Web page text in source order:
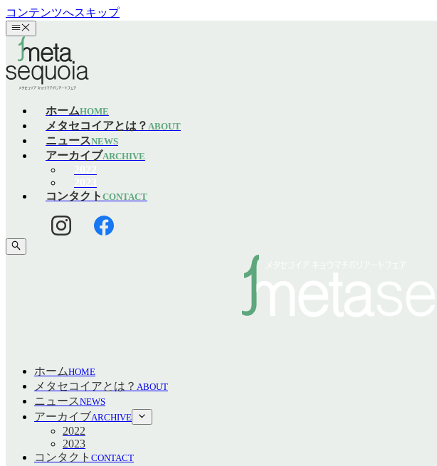
コンテンツへスキップ
ホームHOME
メタセコイアとは？ ABOUT
ニュースNEWS
アーカイブARCHIVE
コンタクト CONTACT
ホームHOME
メタセコイアとは？ ABOUT
ニュース NEWS
アーカイブARCHIVE
2022
2023
コンタクト CONTACT